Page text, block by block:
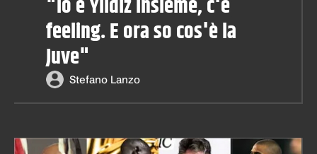
"Io e Yildiz insieme, c'è
feeling. E ora so cos'è la
Juve"
Stefano Lanzo